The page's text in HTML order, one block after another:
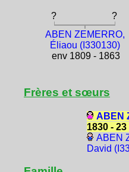
? ?
ABEN ZEMERRO,
Éliaou (I330130)
env 1809 - 1863
Frères et sœurs
ABEN
1830 -
ABEN
David